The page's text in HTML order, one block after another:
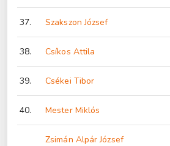
37. Szakszon József
38. Csíkos Attila
39. Csékei Tibor
40. Mester Miklós
Zsimán Alpár József